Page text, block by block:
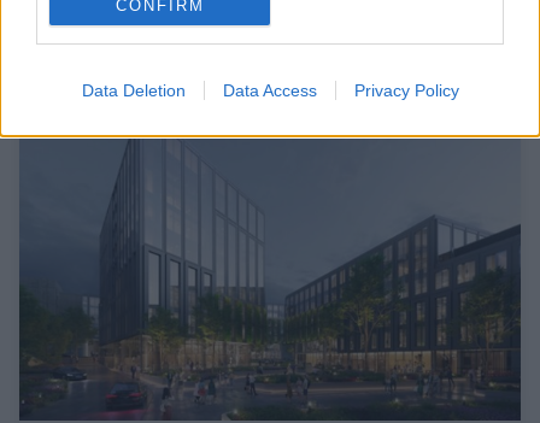
CONFIRM
Data Deletion Data Access Privacy Policy
Būstas 2022-12-23